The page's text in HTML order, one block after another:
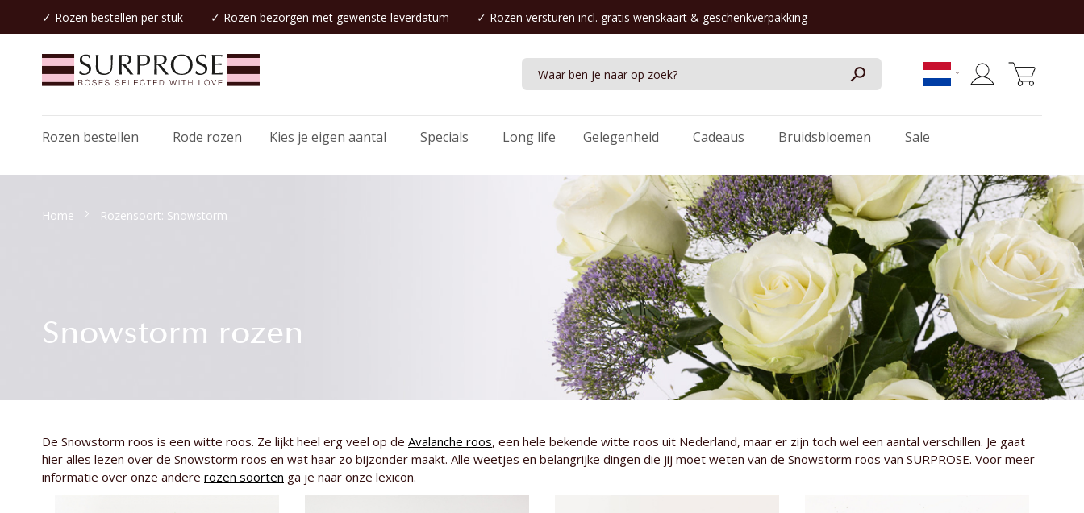
✓ Rozen bestellen per stuk ✓ Rozen bezorgen met gewenste leverdatum ✓ Rozen versturen incl. gratis wenskaart & geschenkverpakking
Rozen bestellen Rode rozen Kies je eigen aantal Specials Long life Gelegenheid Cadeaus Bruidsbloemen Sale
Home Rozensoort: Snowstorm
Snowstorm rozen
De Snowstorm roos is een witte roos. Ze lijkt heel erg veel op de Avalanche roos, een hele bekende witte roos uit Nederland, maar er zijn toch wel een aantal verschillen. Je gaat
hier alles lezen over de Snowstorm roos en wat haar zo bijzonder maakt. Alle weetjes en belangrijke dingen die jij moet weten van de Snowstorm roos van SURPROSE. Voor meer
informatie over onze andere rozen soorten ga je naar onze lexicon.